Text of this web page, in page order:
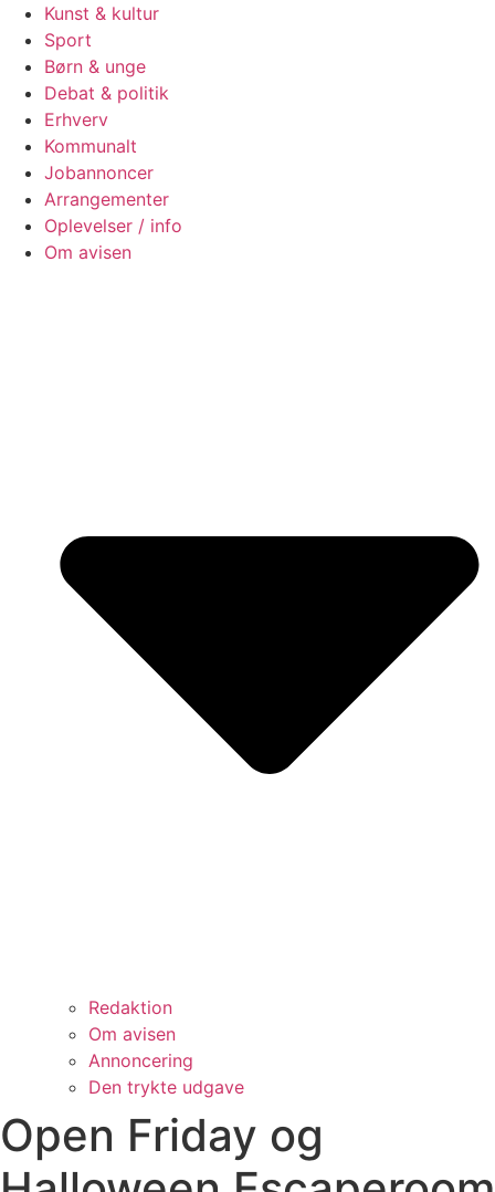
Kunst & kultur
Sport
Børn & unge
Debat & politik
Erhverv
Kommunalt
Jobannoncer
Arrangementer
Oplevelser / info
Om avisen
Redaktion
Om avisen
Annoncering
Den trykte udgave
Open Friday og